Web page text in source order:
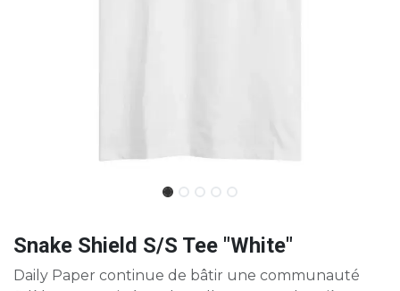
Snake Shield S/S Tee "White"
Daily Paper continue de bâtir une communauté